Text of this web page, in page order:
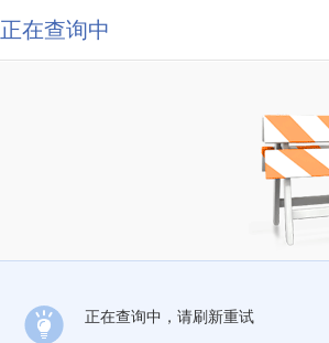
正在查询中
正在查询中，请刷新重试